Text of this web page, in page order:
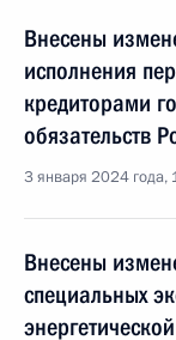
Внесены
исполнения
кредиторами
обязательств
3 января 2024 года,
Внесены
специальных